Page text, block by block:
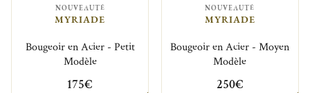
NOUVEAUTÉ
MYRIADE
Bougeoir en Acier - Petit
Modèle
175€
NOUVEAUTÉ
MYRIADE
Bougeoir en Acier - Moyen
Modèle
250€